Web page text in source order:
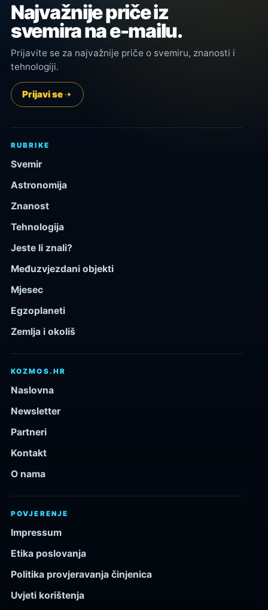
Najvažnije priče iz
svemira na e-mailu.
Prijavite se za najvažnije priče o svemiru, znanosti i
tehnologiji.
Prijavi se
RUBRIKE
Svemir
Astronomija
Znanost
Tehnologija
Jeste li znali?
Međuzvjezdani objekti
Mjesec
Egzoplaneti
Zemlja i okoliš
KOZMOS.HR
Naslovna
Newsletter
Partneri
Kontakt
O nama
POVJERENJE
Impressum
Etika poslovanja
Politika provjeravanja činjenica
Uvjeti korištenja